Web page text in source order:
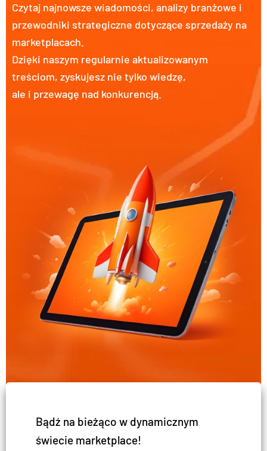
Czytaj najnowsze wiadomości, analizy branżowe i
przewodniki strategiczne dotyczące sprzedaży na
marketplacach.
Dzięki naszym regularnie aktualizowanym
treściom, zyskujesz nie tylko wiedzę,
ale i przewagę nad konkurencją.
Bądź na bieżąco w dynamicznym
świecie marketplace!